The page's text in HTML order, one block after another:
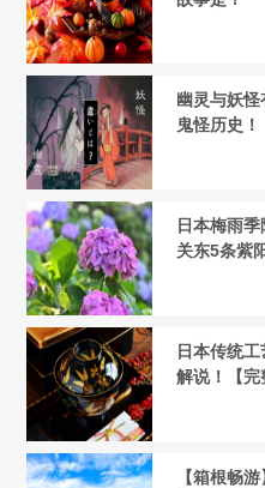
幽灵与妖
鬼怪历史！
日本梅雨
关东5条紫
日本传统
解说！【完
【箱根畅